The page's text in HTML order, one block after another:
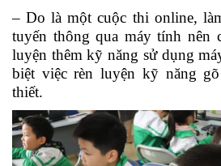
– Do là một cuộc thi online,
tuyến thông qua máy tính nên
luyện thêm kỹ năng sử dụng
biệt việc rèn luyện kỹ năng
thiết.